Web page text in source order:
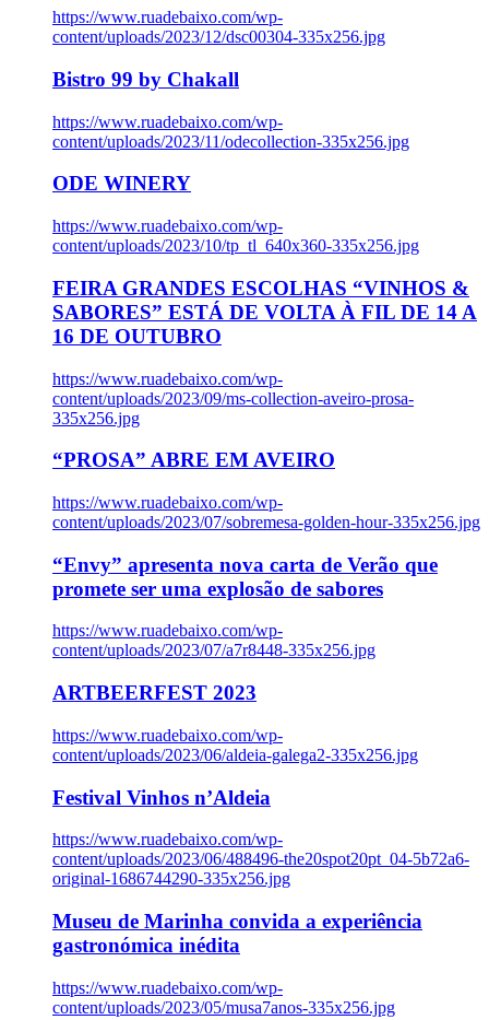
https://www.ruadebaixo.com/wp-
content/uploads/2023/12/dsc00304-335x256.jpg
Bistro 99 by Chakall
https://www.ruadebaixo.com/wp-
content/uploads/2023/11/odecollection-335x256.jpg
ODE WINERY
https://www.ruadebaixo.com/wp-
content/uploads/2023/10/tp_tl_640x360-335x256.jpg
FEIRA GRANDES ESCOLHAS “VINHOS &
SABORES” ESTÁ DE VOLTA À FIL DE 14 A
16 DE OUTUBRO
https://www.ruadebaixo.com/wp-
content/uploads/2023/09/ms-collection-aveiro-prosa-
335x256.jpg
“PROSA” ABRE EM AVEIRO
https://www.ruadebaixo.com/wp-
content/uploads/2023/07/sobremesa-golden-hour-335x256.jpg
“Envy” apresenta nova carta de Verão que
promete ser uma explosão de sabores
https://www.ruadebaixo.com/wp-
content/uploads/2023/07/a7r8448-335x256.jpg
ARTBEERFEST 2023
https://www.ruadebaixo.com/wp-
content/uploads/2023/06/aldeia-galega2-335x256.jpg
Festival Vinhos n’Aldeia
https://www.ruadebaixo.com/wp-
content/uploads/2023/06/488496-the20spot20pt_04-5b72a6-
original-1686744290-335x256.jpg
Museu de Marinha convida a experiência
gastronómica inédita
https://www.ruadebaixo.com/wp-
content/uploads/2023/05/musa7anos-335x256.jpg